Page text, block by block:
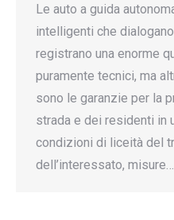
Le auto a guida
intelligenti che
registrano una enorme
puramente tecnici, ma
sono le garanzie per la
strada e dei residenti in
condizioni di liceità del
dell’interessato, misure…